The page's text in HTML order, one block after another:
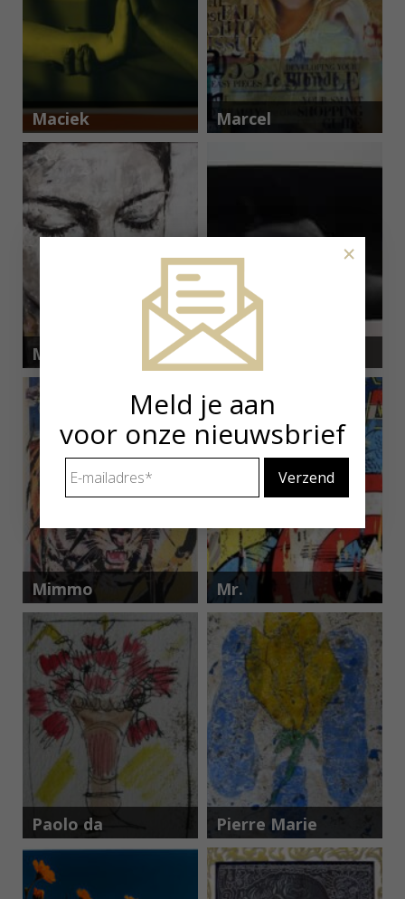
Maciek
Pozoga
Marcel
Terrani
Max
Gasparini
Mikio
Watanabe
Mimmo
Rotella
Mr.
Brainwash
Paolo da
San Lorenzo
Pierre Marie
Brisson
Meld je aan
voor onze nieuwsbrief
mailadres *
×